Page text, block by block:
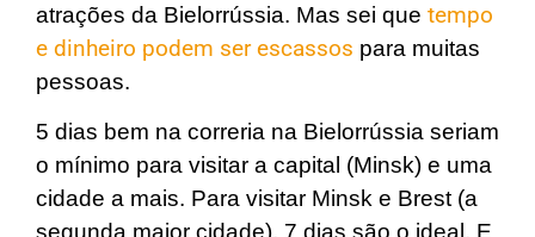
atrações da Bielorrússia. Mas sei que tempo
e dinheiro podem ser escassos para muitas
pessoas.
5 dias bem na correria na Bielorrússia seriam
o mínimo para visitar a capital (Minsk) e uma
cidade a mais. Para visitar Minsk e Brest (a
segunda maior cidade), 7 dias são o ideal. E